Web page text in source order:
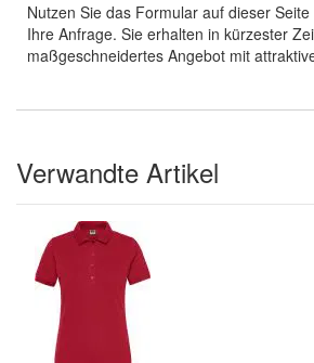
Nutzen Sie das Formular auf dieser
Ihre Anfrage. Sie erhalten in kürzester
maßgeschneidertes Angebot mit
Verwandte Artikel